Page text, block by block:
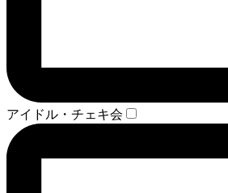
アイドル・チェキ会